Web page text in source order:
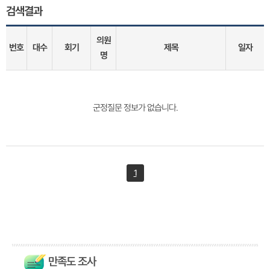
검색결과
번호 대수 회기
의원
명
제목 일자
군정질문 정보가 없습니다.
1
만족도 조사